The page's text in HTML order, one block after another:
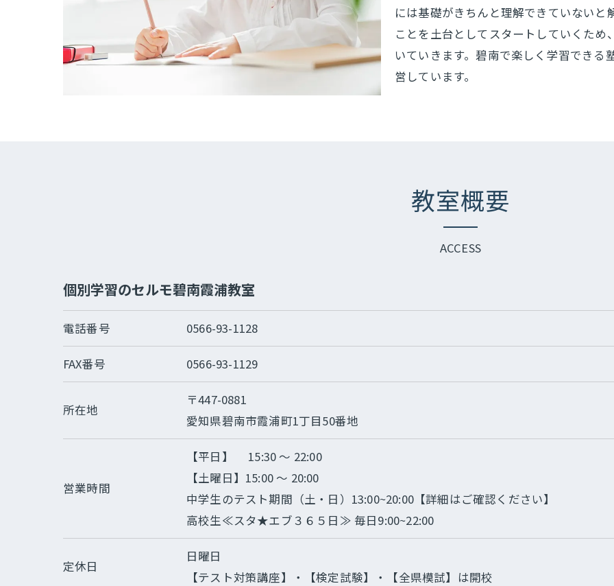
には基礎がきちんと理解できていない
ことを土台としてスタートしていくた
いていきます。碧南で楽しく学習でき
営しています。
教室概要
ACCESS
個別学習のセルモ碧南霞浦教室
電話番号 0566-93-1128
FAX番号 0566-93-1129
所在地
〒447-0881
愛知県碧南市霞浦町1丁目50番地
営業時間
【平日】 15:30 〜 22:00
【土曜日】15:00 〜 20:00
中学生のテスト期間（土・日）13:00~20:00【詳細はご確認ください】
高校生≪スタ★エブ３６５日≫ 毎日9:00~22:00
定休日
日曜日
【テスト対策講座】・【検定試験】・【全県模試】は開校